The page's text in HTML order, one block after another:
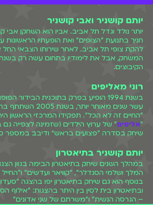
יותם קושניר ואבי קושניר
יותר נולד וגדל תל אביב. אביו הוא השחקן אבי
חניך בתנועת "הצופים" ואת הופעתיו
להקת צופי תל אביב. לאחר שירותו הצבאי החל
הקיבוצים.
רוני מאליפים
בשנת 1994 הופיע בפרק בתוכנית הבידור
עשר שנים מאוחר
"החיים זה לא הכל". תפקידו המרכזי הראשון
"אליפים
שיחק בסדרה "פצועים בראש״ ודיבב במספר
יותם קושניר בתיאטרון
במהלך השנים שיחק בתיאטרון הבימה בגוון
המלך ושלמי הסנדלר", "קוויאר ועדשים" ו"החייל
בנוסף הוא גם שיחק בתיאטרון יפו בהצגה
ובתיאטרון בית לסין בין היתר בהצגות: "אילוף
– הגרסה הנשית" ו"משרתם של שני אדונים"